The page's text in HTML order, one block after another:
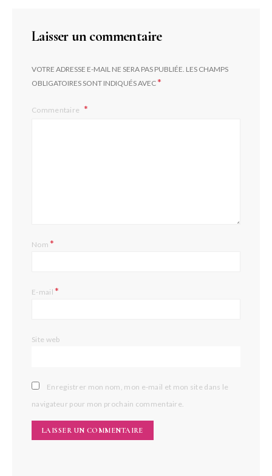
Laisser un commentaire
VOTRE ADRESSE E-MAIL NE SERA PAS PUBLIÉE. LES CHAMPS
OBLIGATOIRES SONT INDIQUÉS AVEC*
Commentaire
Nom*
E-mail*
Site web
Enregistrer mon nom, mon e-mail et mon site dans le
navigateur pour mon prochain commentaire.